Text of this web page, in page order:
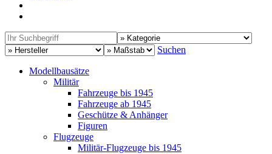
Suchen
Modellbausätze
Militär
Fahrzeuge bis 1945
Fahrzeuge ab 1945
Geschütze & Anhänger
Figuren
Flugzeuge
Militär-Flugzeuge bis 1945